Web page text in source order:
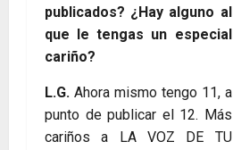
publicados? ¿Hay alguno al
que le tengas un especial
cariño?
L.G. Ahora mismo tengo 11, a
punto de publicar el 12. Más
cariños a LA VOZ DE TU